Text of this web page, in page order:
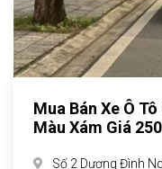
Mua Bán Xe Ô
Màu Xám Giá
Số 2 Dương Đình